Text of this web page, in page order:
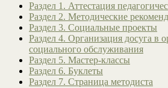
Раздел 1. Аттестация
Раздел 2. Методические
Раздел 3. Социальные проекты
Раздел 4. Организация досуга в
социального обслуживания
Раздел 5. Мастер-классы
Раздел 6. Буклеты
Раздел 7. Страница методиста